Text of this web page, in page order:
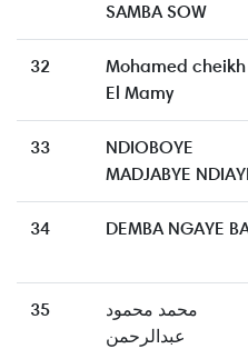
SAMBA SOW
32
Mohamed cheikh
El Mamy
33
NDIOBOYE
MADJABYE
34 DEMBA NGAYE
35
محمد محمود
عبدالرحمن